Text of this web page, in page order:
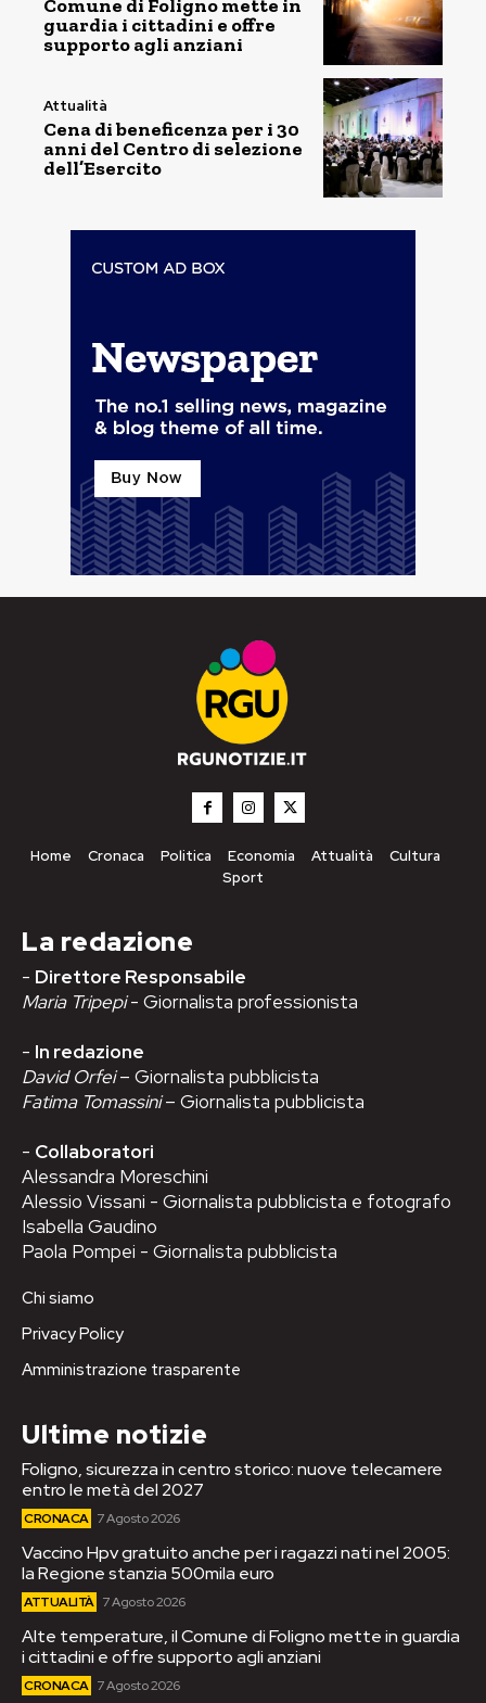
Comune di Foligno mette in
guardia i cittadini e offre
supporto agli anziani
Attualità
Cena di beneficenza per i 30
anni del Centro di selezione
dell’Esercito
Home Cronaca Politica Economia Attualità
Cultura
Sport
La redazione
- Direttore Responsabile
Maria Tripepi- Giornalista professionista
- In redazione
David Orfei– Giornalista pubblicista
Fatima Tomassini– Giornalista pubblicista
- Collaboratori
Alessandra Moreschini
Alessio Vissani - Giornalista pubblicista e fotografo
Isabella Gaudino
Paola Pompei - Giornalista pubblicista
Chi siamo
Privacy Policy
Amministrazione trasparente
Ultime notizie
Foligno, sicurezza in centro storico: nuove telecamere
entro le metà del 2027
CRONACA 7 Agosto 2026
Vaccino Hpv gratuito anche per i ragazzi nati nel 2005:
la Regione stanzia 500mila euro
ATTUALITÀ 7 Agosto 2026
Alte temperature, il Comune di Foligno mette in guardia
i cittadini e offre supporto agli anziani
CRONACA 7 Agosto 2026